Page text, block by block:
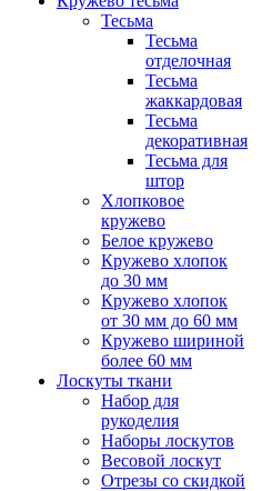
Тесьма
Тесьма
отделочная
Тесьма
жаккардовая
Тесьма
декоративная
Тесьма для
штор
Хлопковое
кружево
Белое кружево
Кружево хлопок
до 30 мм
Кружево хлопок
от 30 мм до 60 мм
Кружево шириной
более 60 мм
Лоскуты ткани
Набор для
рукоделия
Наборы лоскутов
Весовой лоскут
Отрезы со скидкой